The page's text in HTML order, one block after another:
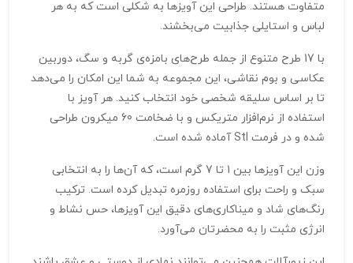
متفاوت هستند. طراحی این آویزها به شکلی است که به هر
لباس و استایلی جذابیت می‌بخشند.
با 17 طرح متنوع از جمله طرح‌های بامزه‌ی گربه و سگ، دوربین
عکاسی و بوم نقاشی، این مجموعه به شما این امکان را می‌دهد
تا بر اساس سلیقه شخصی خود انتخاب کنید. هر آویز با
استفاده از نرم‌افزار متریکس و با ضخامت 60 میکرون طراحی
شده و در فرمت Stl آماده شده است.
وزن این آویزها بین 1 تا 7 گرم است، که آن‌ها را به انتخابی
سبک و راحت برای استفاده روزمره تبدیل کرده است. ترکیب
رنگ‌های شاد و میناکاری‌های دقیق این آویزها، حس نشاط و
انرژی مثبت را به محضرتان می‌آورد.